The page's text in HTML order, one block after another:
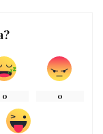
0 0